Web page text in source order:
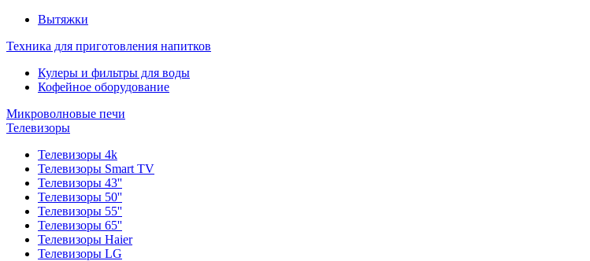
Вытяжки
Техника для приготовления напитков
Кулеры и фильтры для воды
Кофейное оборудование
Микроволновые печи
Телевизоры
Телевизоры 4k
Телевизоры Smart TV
Телевизоры 43''
Телевизоры 50''
Телевизоры 55''
Телевизоры 65''
Телевизоры Haier
Телевизоры LG